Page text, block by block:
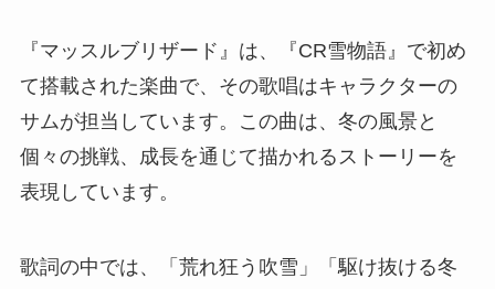
『マッスルブリザード』は、『CR雪物語』で初め
て搭載された楽曲で、その歌唱はキャラクターの
サムが担当しています。この曲は、冬の風景と
個々の挑戦、成長を通じて描かれるストーリーを
表現しています。
歌詞の中では、「荒れ狂う吹雪」「駆け抜ける冬